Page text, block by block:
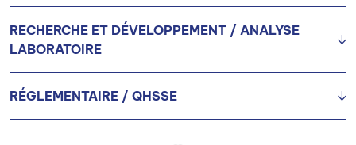
RECHERCHE ET DÉVELOPPEMENT / ANALYSE
LABORATOIRE
Chercheur(euse) en chimie
RÉGLEMENTAIRE / QHSSE